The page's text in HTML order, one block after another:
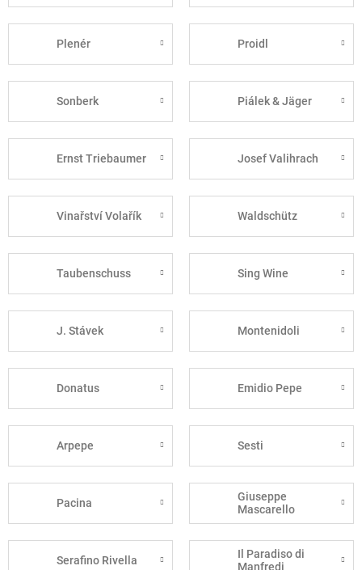
Plenér Proidl
Sonberk Piálek & Jäger
Ernst Triebaumer Josef Valihrach
Vinařství Volařík Waldschütz
Taubenschuss Sing Wine
J. Stávek Montenidoli
Donatus Emidio Pepe
Arpepe Sesti
Pacina
Giuseppe
Mascarello
Serafino Rivella
Il Paradiso di
Manfredi